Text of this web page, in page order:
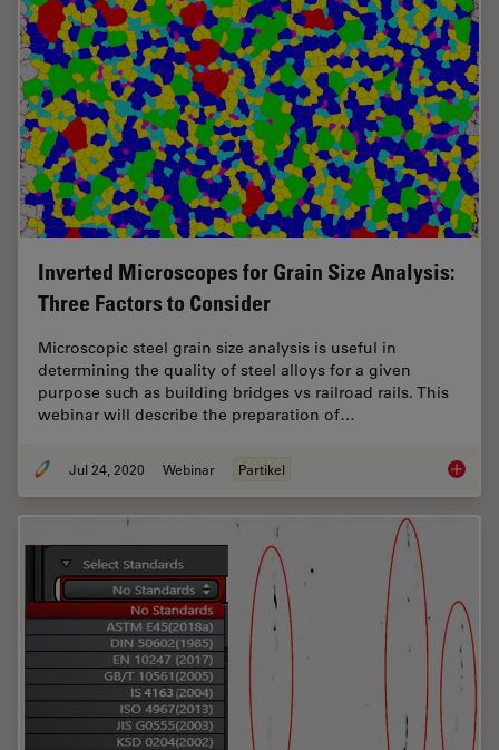
Inverted Microscopes for Grain Size Analysis:
Three Factors to Consider
Microscopic steel grain size analysis is useful in
determining the quality of steel alloys for a given
purpose such as building bridges vs railroad rails. This
webinar will describe the preparation of…
Jul 24, 2020 Webinar Partikel